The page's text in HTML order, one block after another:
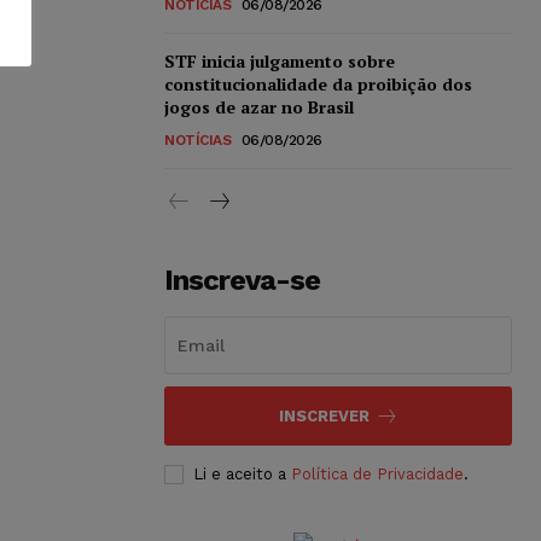
NOTÍCIAS 06/08/2026
STF inicia julgamento sobre
constitucionalidade da proibição dos
jogos de azar no Brasil
NOTÍCIAS 06/08/2026
Inscreva-se
INSCREVER
Li e aceito a Política de Privacidade.